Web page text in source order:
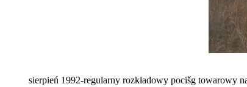
sierpień 1992-regularny rozkładowy pocišg towarowy